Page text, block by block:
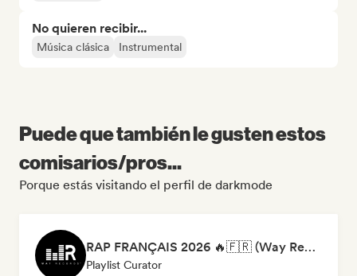
No quieren recibir...
Música clásica Instrumental
Puede que también le gusten estos
comisarios/pros...
Porque estás visitando el perfil de darkmode
RAP FRANÇAIS 2026 🔥🇫🇷 (Way Records)
Playlist Curator